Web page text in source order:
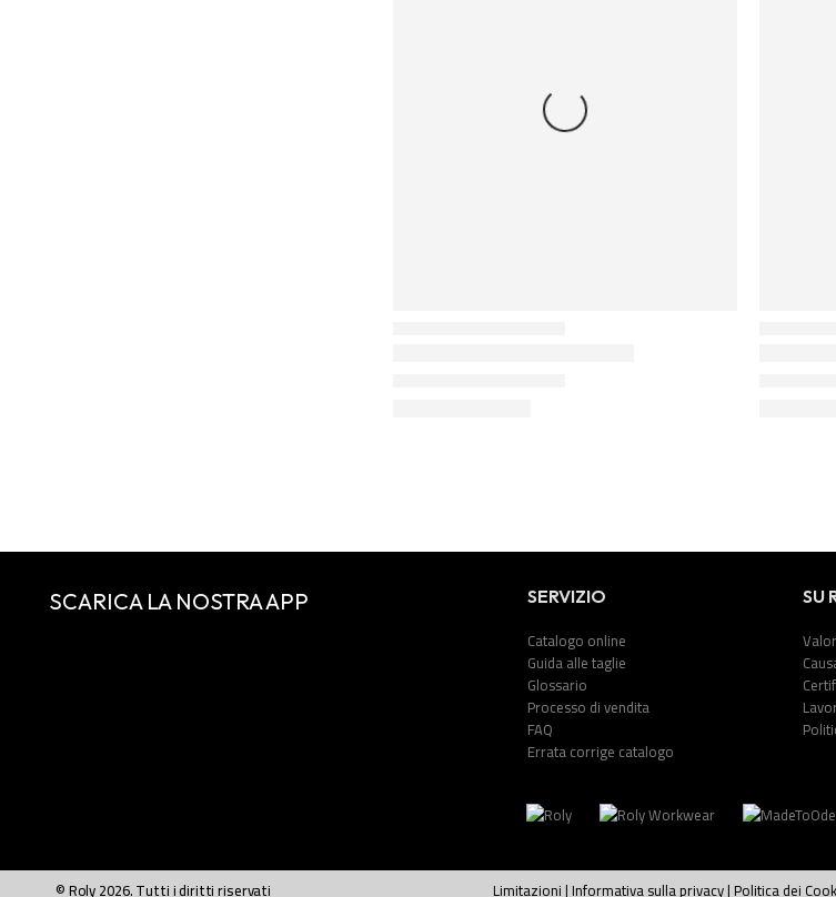
SCARICA LA NOSTRA APP SERVIZIO
Catalogo online
Guida alle taglie
Glossario
Processo di vendita
FAQ
Errata corrige catalogo
SU
© Roly 2026. Tutti i diritti riservati Limitazioni|Informativa sulla privacy|Politica dei